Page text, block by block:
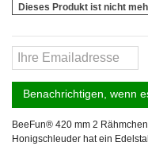
Dieses Produkt ist nicht
Benachrichtigen, wenn
BeeFun® 420 mm 2
Honigschleuder hat ein